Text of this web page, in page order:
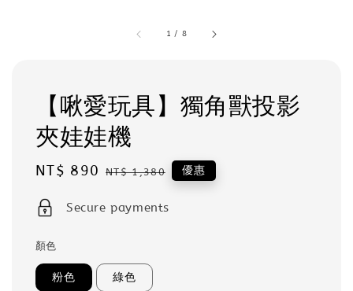
1 / 8
【啾愛玩具】獨角獸投影
夾娃娃機
Sale
NT$ 890 Regular
NT$ 1,380 優惠
Secure payments
顏色
粉色 綠色